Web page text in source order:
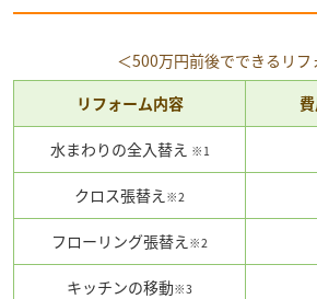
＜500万円前後でできるリフ
リフォーム内容
水まわりの全入替え ※1
クロス張替え ※2
フローリング張替え ※2
キッチンの移動※3